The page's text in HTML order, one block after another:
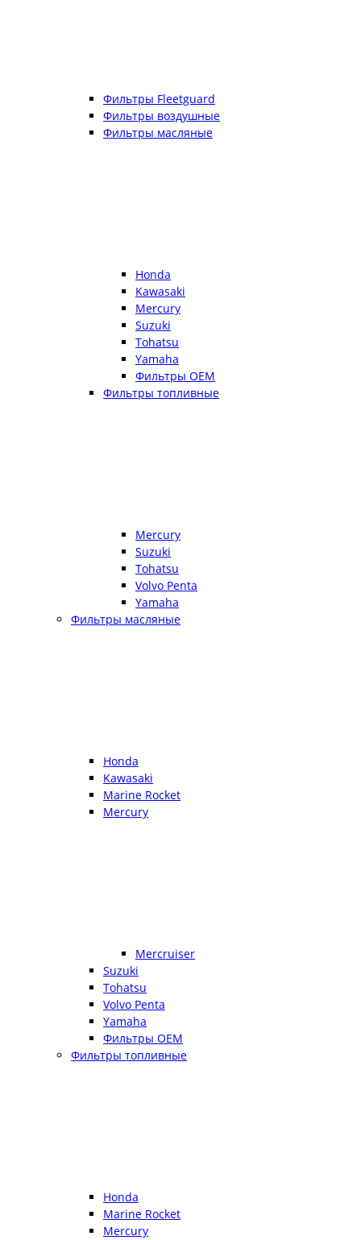
Фильтры Fleetguard
Фильтры воздушные
Фильтры масляные
Honda
Kawasaki
Mercury
Suzuki
Tohatsu
Yamaha
Фильтры OEM
Фильтры топливные
Mercury
Suzuki
Tohatsu
Volvo Penta
Yamaha
Фильтры масляные
Honda
Kawasaki
Marine Rocket
Mercury
Mercruiser
Suzuki
Tohatsu
Volvo Penta
Yamaha
Фильтры OEM
Фильтры топливные
Honda
Marine Rocket
Mercury